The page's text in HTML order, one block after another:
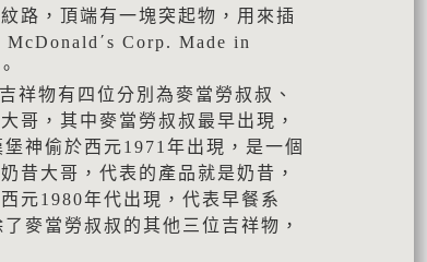
路，頂端有一塊突起物，用來插
McDonald΄s Corp. Made in
祥物有四位分別為麥當勞叔叔、
哥，其中麥當勞叔叔最早出現，
神偷於西元1971年出現，是一個
昔大哥，代表的產品就是奶昔，
元1980年代出現，代表早餐系
麥當勞叔叔的其他三位吉祥物，